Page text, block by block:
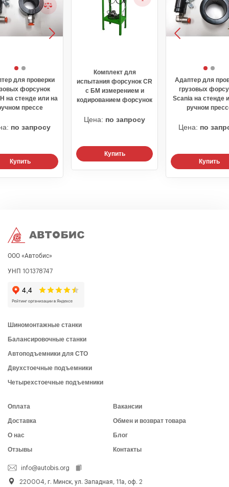
для проверки
форсунок
на стенде или на
прессе
по запросу
Купить
Комплект для
испытания форсунок CR
с БМ измерением и
кодированием форсунок
Цена: по запросу
Купить
Адаптер для
грузовых
Scania на стенде
ручном
Цена: по
Купить
ООО «Автобис»
УНП 101378747
Шиномонтажные станки
Балансировочные станки
Автоподъемники для СТО
Двухстоечные подъемники
Четырехстоечные подъемники
Оплата
Доставка
О нас
Отзывы
Вакансии
Обмен и возврат товара
Блог
Контакты
info@autobis.org
220004, г. Минск, ул. Западная, 11а, оф. 2